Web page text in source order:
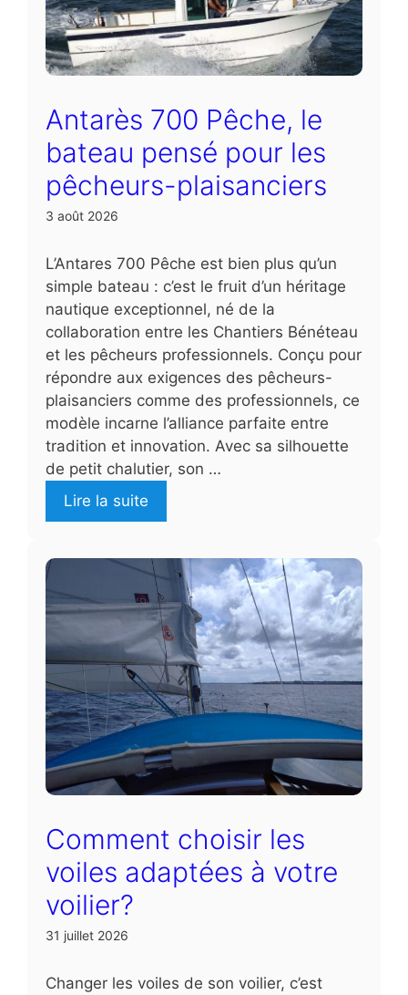
Antarès 700 Pêche, le
bateau pensé pour les
pêcheurs-plaisanciers
3 août 2026
L’Antares 700 Pêche est bien plus qu’un
simple bateau : c’est le fruit d’un héritage
nautique exceptionnel, né de la
collaboration entre les Chantiers Bénéteau
et les pêcheurs professionnels. Conçu pour
répondre aux exigences des pêcheurs-
plaisanciers comme des professionnels, ce
modèle incarne l’alliance parfaite entre
tradition et innovation. Avec sa silhouette
de petit chalutier, son …
Lire la suite
Comment choisir les
voiles adaptées à votre
voilier?
31 juillet 2026
Changer les voiles de son voilier, c’est